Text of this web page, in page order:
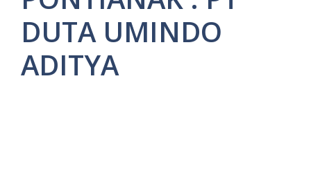
DUTA UMINDO
ADITYA